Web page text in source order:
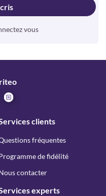
vous
clients
fréquentes
de fidélité
contacter
experts